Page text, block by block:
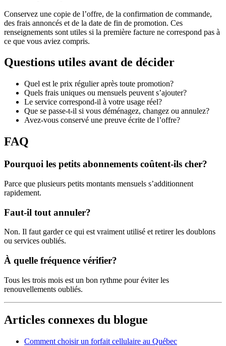
Conservez une copie de l’offre, de la confirmation de commande,
des frais annoncés et de la date de fin de promotion. Ces
renseignements sont utiles si la première facture ne correspond pas à
ce que vous aviez compris.
Questions utiles avant de décider
Quel est le prix régulier après toute promotion?
Quels frais uniques ou mensuels peuvent s’ajouter?
Le service correspond-il à votre usage réel?
Que se passe-t-il si vous déménagez, changez ou annulez?
Avez-vous conservé une preuve écrite de l’offre?
FAQ
Pourquoi les petits abonnements coûtent-ils cher?
Parce que plusieurs petits montants mensuels s’additionnent
rapidement.
Faut-il tout annuler?
Non. Il faut garder ce qui est vraiment utilisé et retirer les doublons
ou services oubliés.
À quelle fréquence vérifier?
Tous les trois mois est un bon rythme pour éviter les
renouvellements oubliés.
Articles connexes du blogue
Comment choisir un forfait cellulaire au Québec